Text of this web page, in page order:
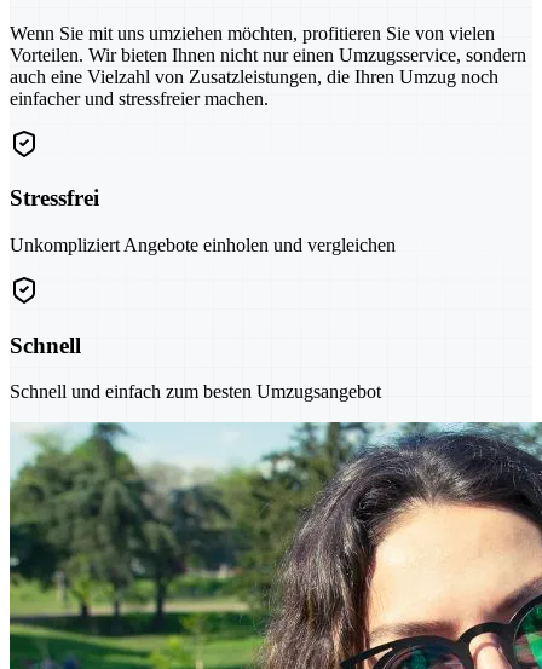
Wenn Sie mit uns umziehen möchten, profitieren Sie von vielen
Vorteilen. Wir bieten Ihnen nicht nur einen Umzugsservice, sondern
auch eine Vielzahl von Zusatzleistungen, die Ihren Umzug noch
einfacher und stressfreier machen.
Stressfrei
Unkompliziert Angebote einholen und vergleichen
Schnell
Schnell und einfach zum besten Umzugsangebot